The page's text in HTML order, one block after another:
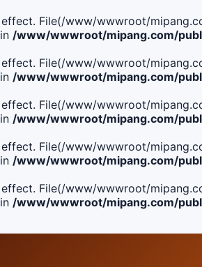
File(/www/wwwroot/
/www/wwwroot/mipang.com/
File(/www/wwwroot/
/www/wwwroot/mipang.com/
File(/www/wwwroot/
/www/wwwroot/mipang.com/
File(/www/wwwroot/
/www/wwwroot/mipang.com/
File(/www/wwwroot/
/www/wwwroot/mipang.com/